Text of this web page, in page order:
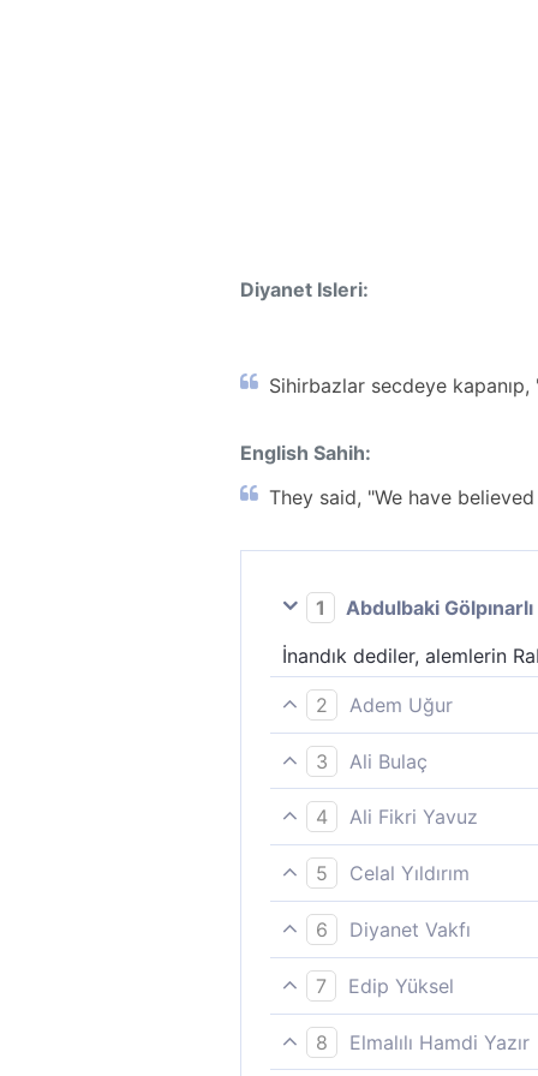
Diyanet Isleri:
Sihirbazlar secdeye
English Sahih:
They said, "We have
1
Abdulbaki Gölpınarlı
İnandık dediler, alemlerin
2
Adem Uğur
Âlemlerin Rabbine iman
3
Ali Bulaç
"Alemlerin Rabbine iman
4
Ali Fikri Yavuz
“Biz Âlemlerin Rabbine,
5
Celal Yıldırım
(120-121-122) Ve
dediler.
6
Diyanet Vakfı
"Âlemlerin Rabbine iman
7
Edip Yüksel
"Evrenlerin Rabbine
8
Elmalılı Hamdi Yazır